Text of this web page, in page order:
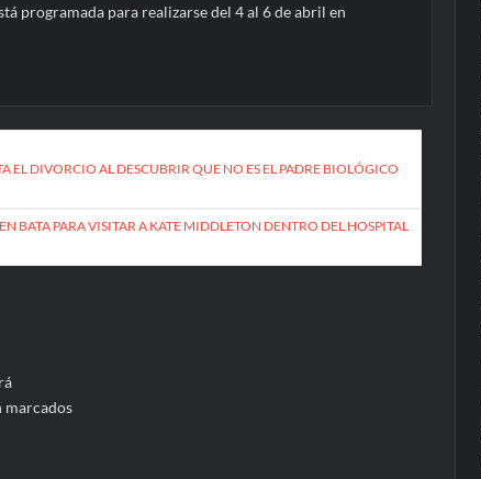
programada para realizarse del 4 al 6 de abril en
EL DIVORCIO AL DESCUBRIR QUE NO ES EL PADRE BIOLÓGICO
BATA PARA VISITAR A KATE MIDDLETON DENTRO DEL HOSPITAL
marcados